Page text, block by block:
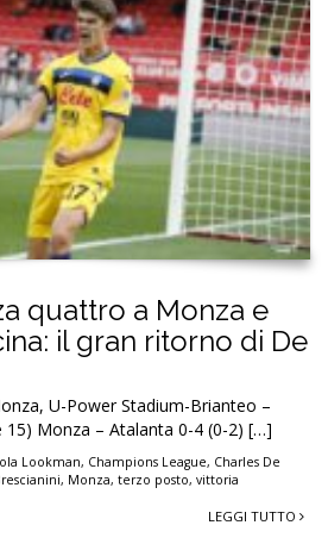
quattro a Monza e
il gran ritorno di De
U-Power Stadium-Brianteo –
Monza – Atalanta 0-4 (0-2) […]
Lookman, Champions League, Charles De
, Monza, terzo posto, vittoria
LEGGI TUTTO